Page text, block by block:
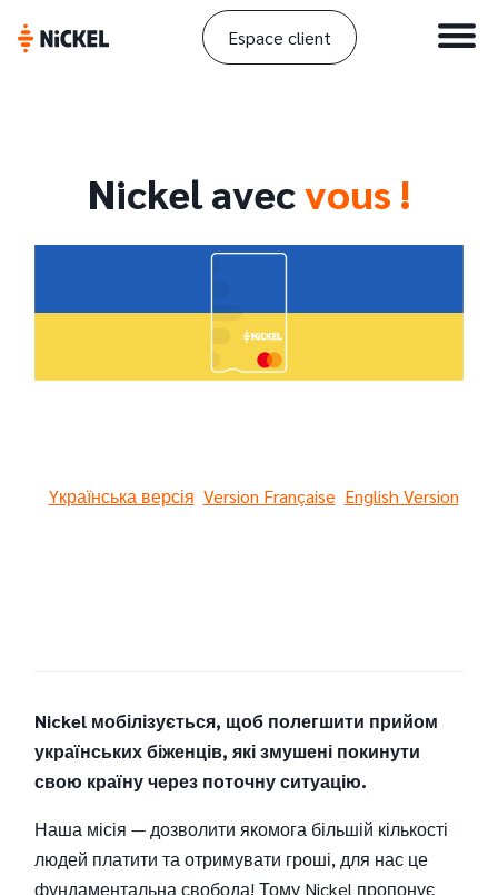
Espace client
Nickel avecvous !
Yкраїнська версія Version Française English Version
Nickel мобілізується, щоб полегшити прийом
українських біженців, які змушені покинути
свою країну через поточну ситуацію.
Наша місія — дозволити якомога більшій кількості
людей платити та отримувати гроші, для нас це
фундаментальна свобода! Тому Nickel пропонує